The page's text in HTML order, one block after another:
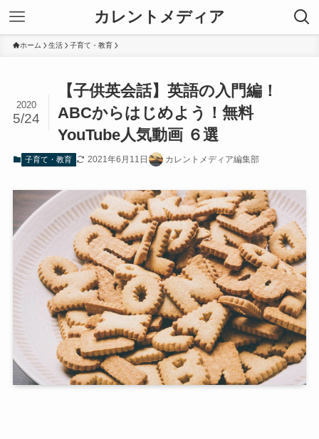
カレントメディア
ホーム 生活 子育て・教育
【子供英会話】英語の入門編！
ABCからはじめよう！無料
YouTube人気動画 ６選
2020
5/24
子育て・教育 2021年6月11日 カレントメディア編集部